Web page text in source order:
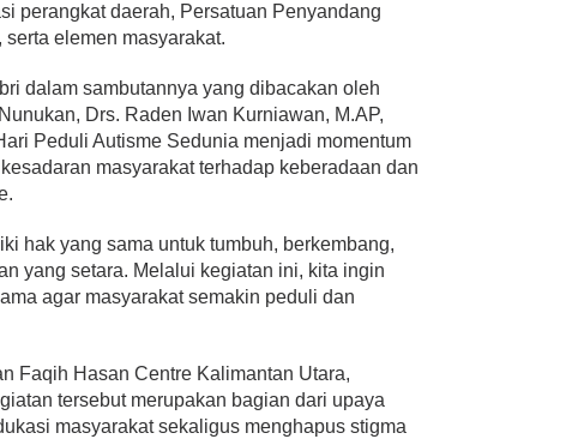
perangkat daerah, Persatuan Penyandang
elemen masyarakat.
dalam sambutannya yang dibacakan oleh
Drs. Raden Iwan Kurniawan, M.AP,
Peduli Autisme Sedunia menjadi momentum
masyarakat terhadap keberadaan dan
hak yang sama untuk tumbuh, berkembang,
yang setara. Melalui kegiatan ini, kita ingin
agar masyarakat semakin peduli dan
Faqih Hasan Centre Kalimantan Utara,
tersebut merupakan bagian dari upaya
masyarakat sekaligus menghapus stigma